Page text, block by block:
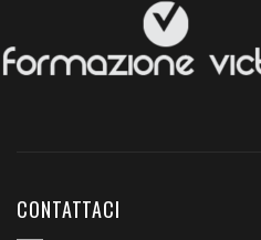
CONTATTACI